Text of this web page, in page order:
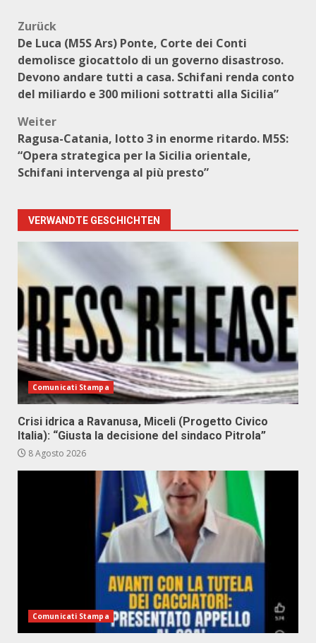
Beitragsnavigation
Zurück
De Luca (M5S Ars) Ponte, Corte dei Conti
demolisce giocattolo di un governo disastroso.
Devono andare tutti a casa. Schifani renda conto
del miliardo e 300 milioni sottratti alla Sicilia”
Weiter
Ragusa-Catania, lotto 3 in enorme ritardo. M5S:
“Opera strategica per la Sicilia orientale,
Schifani intervenga al più presto”
VERWANDTE GESCHICHTEN
Comunicati Stampa
Crisi idrica a Ravanusa, Miceli (Progetto Civico
Italia): “Giusta la decisione del sindaco Pitrola”
8 Agosto 2026
Comunicati Stampa